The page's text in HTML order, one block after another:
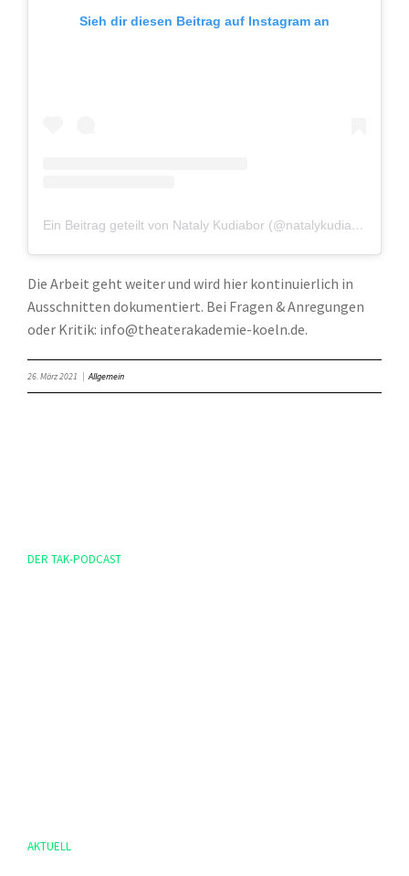
Sieh dir diesen Beitrag auf Instagram an
Ein Beitrag geteilt von Nataly Kudiabor (@natalykudiabor)
Die Arbeit geht weiter und wird hier kontinuierlich in
Ausschnitten dokumentiert. Bei Fragen & Anregungen
oder Kritik: info@theaterakademie-koeln.de.
26. März 2021 | Allgemein
DER TAK-PODCAST
AKTUELL